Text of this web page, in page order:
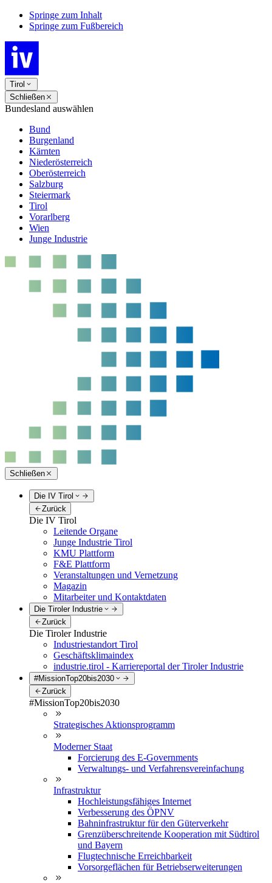
Springe zum Inhalt
Springe zum Fußbereich
Tirol
Schließen
Bundesland auswählen
Bund
Burgenland
Kärnten
Niederösterreich
Oberösterreich
Salzburg
Steiermark
Tirol
Vorarlberg
Wien
Junge Industrie
Schließen
Die IV Tirol
Zurück
Die IV Tirol
Leitende Organe
Junge Industrie Tirol
KMU Plattform
F&E Plattform
Veranstaltungen und Vernetzung
Magazin
Mitarbeiter und Kontaktdaten
Die Tiroler Industrie
Zurück
Die Tiroler Industrie
Industriestandort Tirol
Geschäftsklimaindex
industrie.tirol - Karriereportal der Tiroler Industrie
#MissionTop20bis2030
Zurück
#MissionTop20bis2030
Strategisches Aktionsprogramm
Moderner Staat
Forcierung des E-Governments
Verwaltungs- und Verfahrensvereinfachung
Infrastruktur
Hochleistungsfähiges Internet
Verbesserung des ÖPNV
Bahninfrastruktur für den Güterverkehr
Grenzüberschreitende Kooperation mit Südtirol
und Bayern
Flugtechnische Erreichbarkeit
Vorsorgeflächen für Betriebserweiterungen